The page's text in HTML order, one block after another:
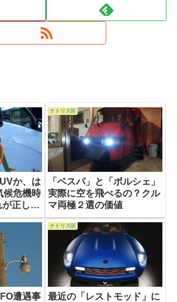
か、は
候危機時
正しい
テトリス区
「ベスパ」と「ポルシェ」
実際に空を飛べるの？クル
マ両極２選の価値
遭遇事
テトリス区
最近の「レストモッド」に